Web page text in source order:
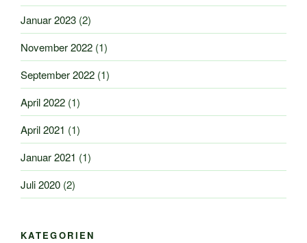
Januar 2023 (2)
November 2022 (1)
September 2022 (1)
April 2022 (1)
April 2021 (1)
Januar 2021 (1)
Juli 2020 (2)
KATEGORIEN